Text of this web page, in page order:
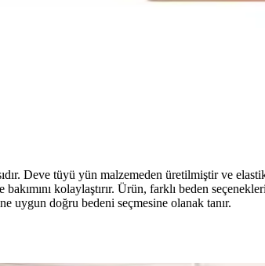
Deve tüyü yün malzemeden üretilmiştir ve
kolaylaştırır. Ürün, farklı beden
uygun doğru bedeni seçmesine olanak tanır.